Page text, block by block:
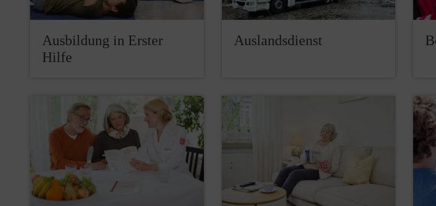
Ausbildung in Erster
Hilfe
Auslandsdienst